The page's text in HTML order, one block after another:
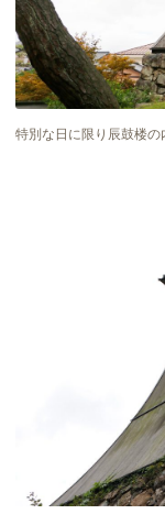
特別な日に限り辰鼓楼の